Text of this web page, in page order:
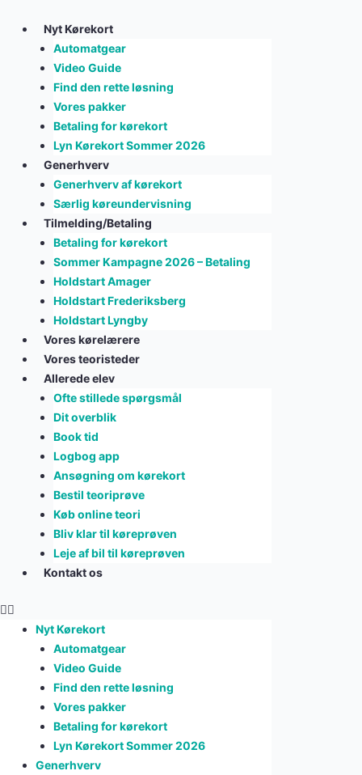
content
Nyt Kørekort
Automatgear
Video Guide
Find den rette løsning
Vores pakker
Betaling for kørekort
Lyn Kørekort Sommer 2026
Generhverv
Generhverv af kørekort
Særlig køreundervisning
Tilmelding/Betaling
Betaling for kørekort
Sommer Kampagne 2026 – Betaling
Holdstart Amager
Holdstart Frederiksberg
Holdstart Lyngby
Vores kørelærere
Vores teoristeder
Allerede elev
Ofte stillede spørgsmål
Dit overblik
Book tid
Logbog app
Ansøgning om kørekort
Bestil teoriprøve
Køb online teori
Bliv klar til køreprøven
Leje af bil til køreprøven
Kontakt os
Nyt Kørekort
Automatgear
Video Guide
Find den rette løsning
Vores pakker
Betaling for kørekort
Lyn Kørekort Sommer 2026
Generhverv